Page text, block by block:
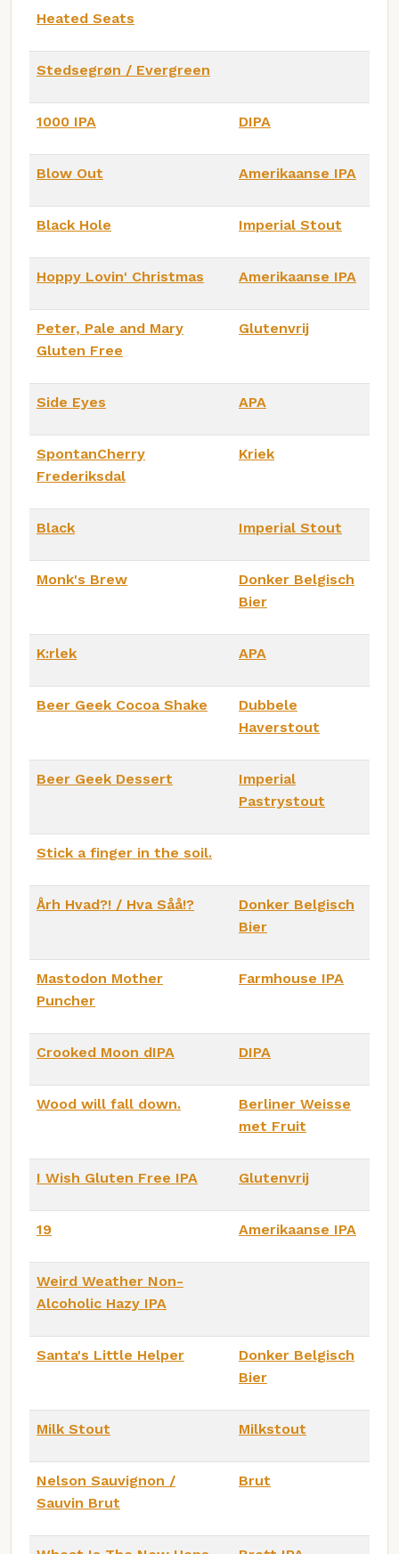
Heated Seats
Stedsegrøn / Evergreen
1000 IPA DIPA
Blow Out Amerikaanse IPA
Black Hole Imperial Stout
Hoppy Lovin' Christmas Amerikaanse IPA
Peter, Pale and Mary
Gluten Free
Glutenvrij
Side Eyes APA
SpontanCherry
Frederiksdal
Kriek
Black Imperial Stout
Monk's Brew
Donker Belgisch
Bier
K:rlek APA
Beer Geek Cocoa Shake
Dubbele
Haverstout
Beer Geek Dessert
Imperial
Pastrystout
Stick a finger in the soil.
Årh Hvad?! / Hva Såå!?
Donker Belgisch
Bier
Mastodon Mother
Puncher
Farmhouse IPA
Crooked Moon dIPA DIPA
Wood will fall down.
Berliner Weisse
met Fruit
I Wish Gluten Free IPA Glutenvrij
19 Amerikaanse IPA
Weird Weather Non-
Alcoholic Hazy IPA
Santa's Little Helper
Donker Belgisch
Bier
Milk Stout Milkstout
Nelson Sauvignon /
Sauvin Brut
Brut